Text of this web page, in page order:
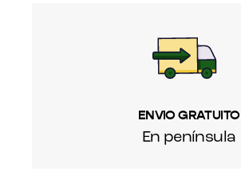
ENVIO GRATUITO
En península